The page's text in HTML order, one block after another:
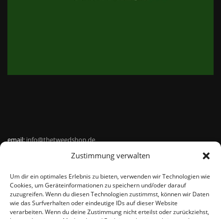
Zustimmung verwalten
Um dir ein optimales Erlebnis zu bieten, verwenden wir Technologien wie
Cookies, um Geräteinformationen zu speichern und/oder darauf
zuzugreifen. Wenn du diesen Technologien zustimmst, können wir Daten
wie das Surfverhalten oder eindeutige IDs auf dieser Website
verarbeiten. Wenn du deine Zustimmung nicht erteilst oder zurückziehst,
email:info@thetweedshop.de
Kvk Nummer: 88959732
MWSnr: NL864836247B01